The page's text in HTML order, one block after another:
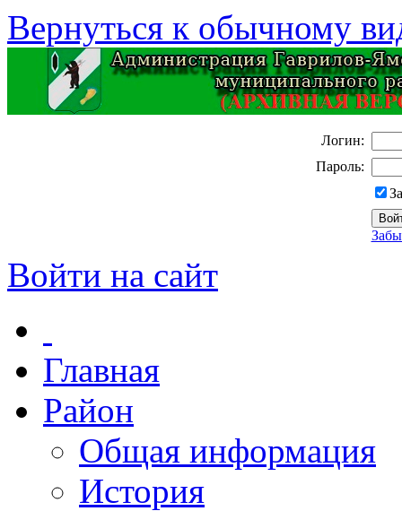
Вернуться к обычному
Логин:
Пароль:
Войти на сайт
Главная
Район
Общая информация
История